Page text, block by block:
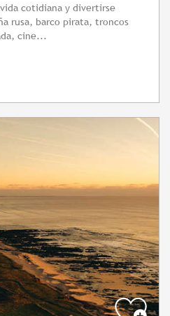
cotidiana y divertirse
rusa, barco pirata, troncos
cine...